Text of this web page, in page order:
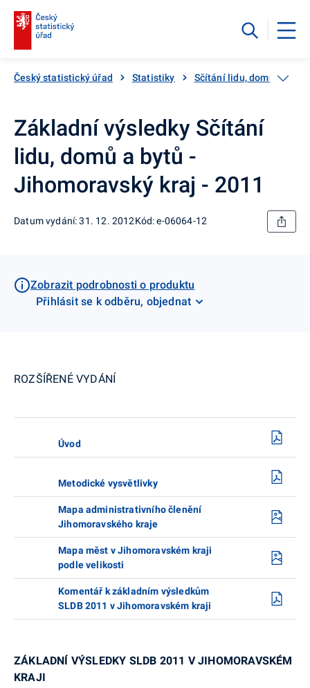
Český statistický úřad Statistiky Sčítání lidu, domů a bytů
Základní výsledky Sčítání
lidu, domů a bytů -
Jihomoravský kraj - 2011
Datum vydání: 31. 12. 2012Kód: e-06064-12
Zobrazit podrobnosti o produktu
Přihlásit se k odběru, objednat
ROZŠÍŘENÉ VYDÁNÍ
Úvod
Metodické vysvětlivky
Mapa administrativního členění
Jihomoravského kraje
Mapa měst v Jihomoravském kraji
podle velikosti
Komentář k základním výsledkům
SLDB 2011 v Jihomoravském kraji
ZÁKLADNÍ VÝSLEDKY SLDB 2011 V JIHOMORAVSKÉM
KRAJI